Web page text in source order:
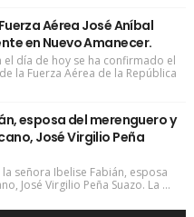
Aérea José Aníbal
en Nuevo Amanecer.
el día de hoy se ha confirmado el
la Fuerza Aérea de la República
esposa del merenguero y
José Virgilio Peña
señora Ibelise Fabián, esposa
José Virgilio Peña Suazo. La ...